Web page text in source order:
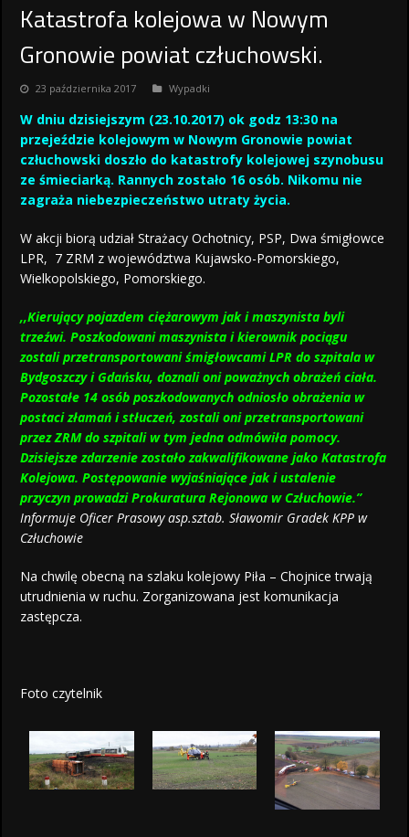
Katastrofa kolejowa w Nowym
Gronowie powiat człuchowski.
23 października 2017 Wypadki
W dniu dzisiejszym (23.10.2017) ok godz 13:30 na
przejeździe kolejowym w Nowym Gronowie powiat
człuchowski doszło do katastrofy kolejowej szynobusu
ze śmieciarką. Rannych zostało 16 osób. Nikomu nie
zagraża niebezpieczeństwo utraty życia.
W akcji biorą udział Strażacy Ochotnicy, PSP, Dwa śmigłowce
LPR, 7 ZRM z województwa Kujawsko-Pomorskiego,
Wielkopolskiego, Pomorskiego.
,,Kierujący pojazdem ciężarowym jak i maszynista byli
trzeźwi. Poszkodowani maszynista i kierownik pociągu
zostali przetransportowani śmigłowcami LPR do szpitala w
Bydgoszczy i Gdańsku, doznali oni poważnych obrażeń ciała.
Pozostałe 14 osób poszkodowanych odniosło obrażenia w
postaci złamań i stłuczeń, zostali oni przetransportowani
przez ZRM do szpitali w tym jedna odmówiła pomocy.
Dzisiejsze zdarzenie zostało zakwalifikowane jako Katastrofa
Kolejowa. Postępowanie wyjaśniające jak i ustalenie
przyczyn prowadzi Prokuratura Rejonowa w Człuchowie.”
Informuje Oficer Prasowy asp.sztab. Sławomir Gradek KPP w
Człuchowie
Na chwilę obecną na szlaku kolejowy Piła – Chojnice trwają
utrudnienia w ruchu. Zorganizowana jest komunikacja
zastępcza.
Foto czytelnik